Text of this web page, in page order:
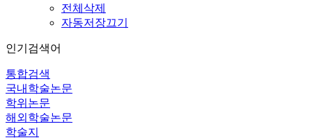
전체삭제
자동저장끄기
인기검색어
통합검색
국내학술논문
학위논문
해외학술논문
학술지